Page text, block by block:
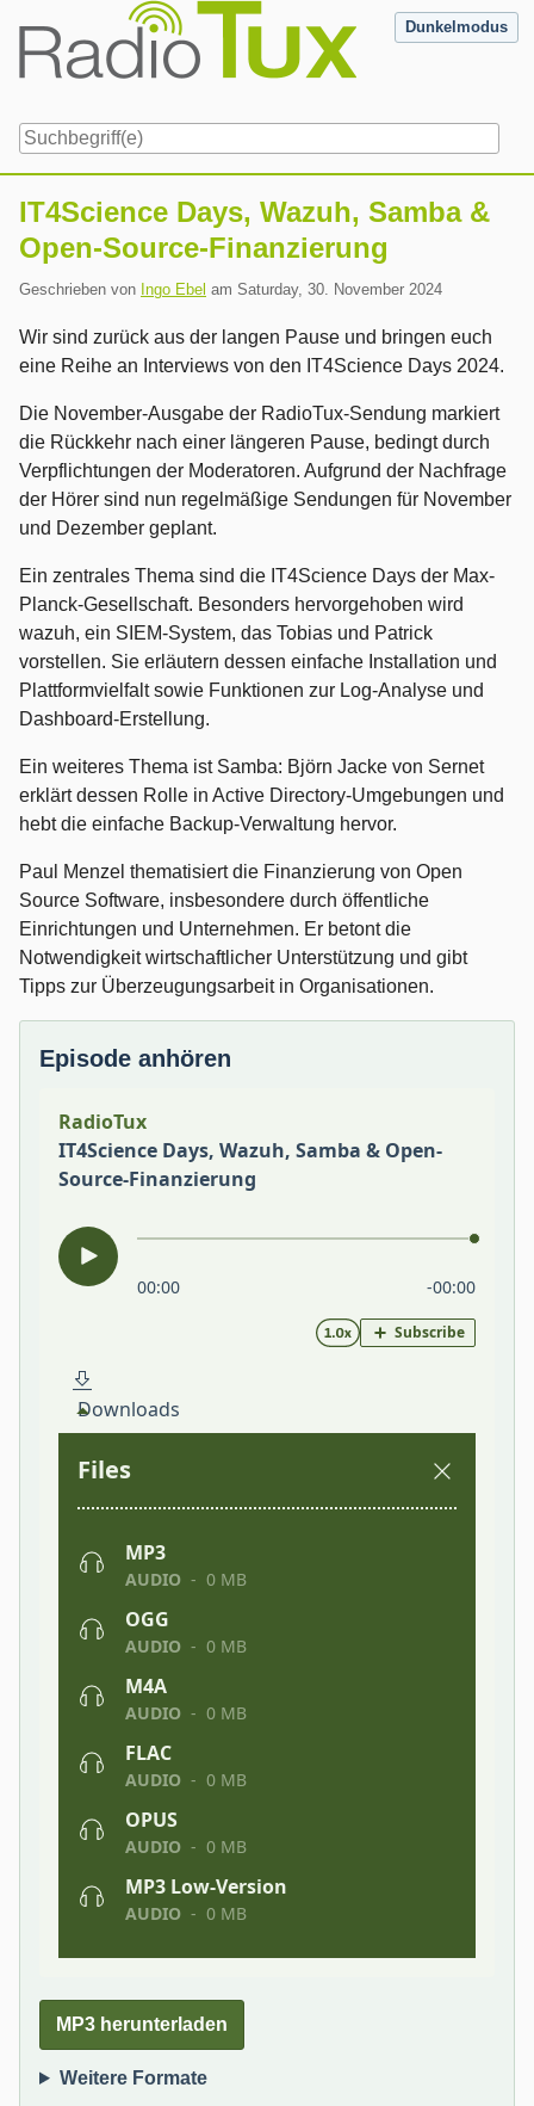
content
Dunkelmodus
IT4Science Days, Wazuh, Samba &
Open-Source-Finanzierung
Geschrieben von Ingo Ebel am Saturday, 30. November 2024
Wir sind zurück aus der langen Pause und bringen euch
eine Reihe an Interviews von den IT4Science Days 2024.
Die November-Ausgabe der RadioTux-Sendung markiert
die Rückkehr nach einer längeren Pause, bedingt durch
Verpflichtungen der Moderatoren. Aufgrund der Nachfrage
der Hörer sind nun regelmäßige Sendungen für November
und Dezember geplant.
Ein zentrales Thema sind die IT4Science Days der Max-
Planck-Gesellschaft. Besonders hervorgehoben wird
wazuh, ein SIEM-System, das Tobias und Patrick
vorstellen. Sie erläutern dessen einfache Installation und
Plattformvielfalt sowie Funktionen zur Log-Analyse und
Dashboard-Erstellung.
Ein weiteres Thema ist Samba: Björn Jacke von Sernet
erklärt dessen Rolle in Active Directory-Umgebungen und
hebt die einfache Backup-Verwaltung hervor.
Paul Menzel thematisiert die Finanzierung von Open
Source Software, insbesondere durch öffentliche
Einrichtungen und Unternehmen. Er betont die
Notwendigkeit wirtschaftlicher Unterstützung und gibt
Tipps zur Überzeugungsarbeit in Organisationen.
Episode anhören
MP3 herunterladen
Weitere Formate